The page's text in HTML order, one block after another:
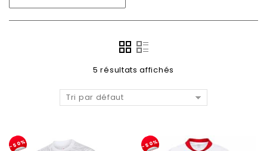
5 résultats affichés
Tri par défaut
-50% -50%